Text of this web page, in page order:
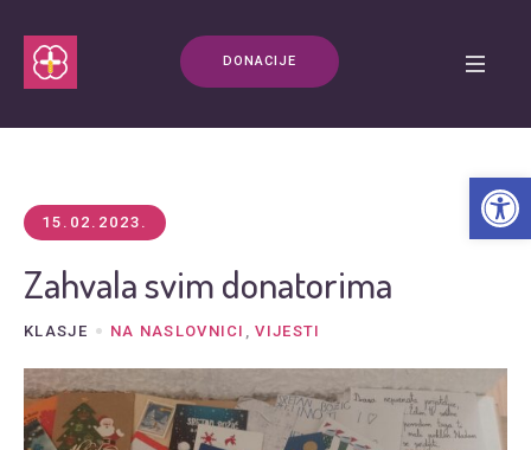
DONACIJE
15.02.2023.
Zahvala svim donatorima
KLASJE NA NASLOVNICI ,VIJESTI